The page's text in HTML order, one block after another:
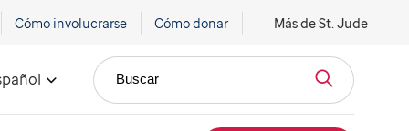
Cómo involucrarse Cómo donar Más de St. Jude
Buscar